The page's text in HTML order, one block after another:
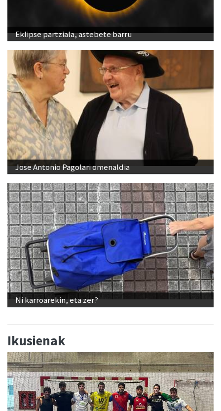
Eklipse partziala, astebete barru
Jose Antonio Pagolari omenaldia
Ni karroarekin, eta zer?
Ikusienak